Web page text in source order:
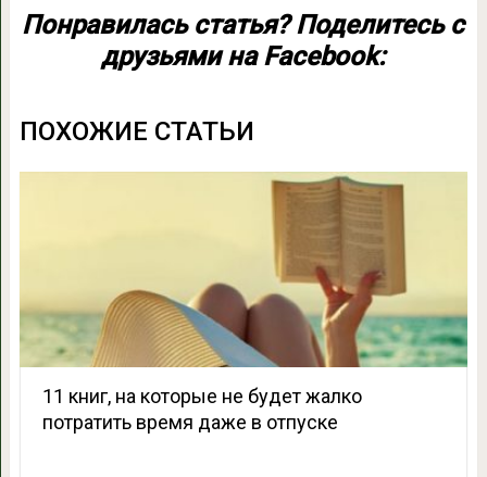
Понравилась статья? Поделитесь с
друзьями на Facebook:
ПОХОЖИЕ СТАТЬИ
11 книг, на которые не будет жалко
потратить время даже в отпуске